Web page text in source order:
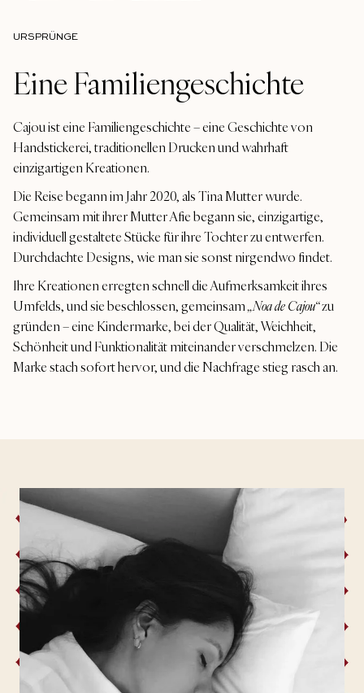
URSPRÜNGE
Eine Familiengeschichte
Cajou ist eine Familiengeschichte – eine Geschichte von
Handstickerei, traditionellen Drucken und wahrhaft
einzigartigen Kreationen.
Die Reise begann im Jahr 2020, als Tina Mutter wurde.
Gemeinsam mit ihrer Mutter Afie begann sie, einzigartige,
individuell gestaltete Stücke für ihre Tochter zu entwerfen.
Durchdachte Designs, wie man sie sonst nirgendwo findet.
Ihre Kreationen erregten schnell die Aufmerksamkeit ihres
Umfelds, und sie beschlossen, gemeinsam„Noa de Cajou“zu
gründen – eine Kindermarke, bei der Qualität, Weichheit,
Schönheit und Funktionalität miteinander verschmelzen. Die
Marke stach sofort hervor, und die Nachfrage stieg rasch an.